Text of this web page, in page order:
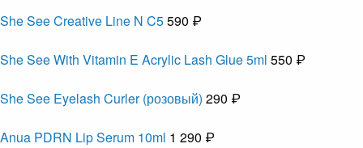
She See Creative Line N C5590 ₽
She See With Vitamin E Acrylic Lash Glue 5ml 550 ₽
She See Eyelash Curler (розовый) 290 ₽
Anua PDRN Lip Serum 10ml 1 290 ₽